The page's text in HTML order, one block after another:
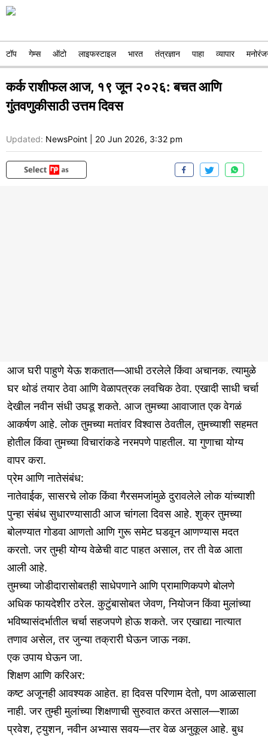
टॉप गेम्स ऑटो लाइफस्टाइल भारत तंत्रज्ञान पाहा व्यापार
कर्क राशीफल आज, १९ जून २०२६: बचत आणि
गुंतवणुकीसाठी उत्तम दिवस
Updated: NewsPoint 20 Jun 2026, 3:32 pm
आज घरी पाहुणे येऊ शकतात—आधी ठरलेले किंवा अचानक. त्यामुळे
घर थोडं तयार ठेवा आणि वेळापत्रक लवचिक ठेवा. एखादी साधी चर्चा
देखील नवीन संधी उघडू शकते. आज तुमच्या आवाजात एक वेगळं
आकर्षण आहे. लोक तुमच्या मतांवर विश्वास ठेवतील, तुमच्याशी सहमत
होतील किंवा तुमच्या विचारांकडे नरमपणे पाहतील. या गुणाचा योग्य
वापर करा.
प्रेम आणि नातेसंबंध:
नातेवाईक, सासरचे लोक किंवा गैरसमजांमुळे दुरावलेले लोक यांच्याशी
पुन्हा संबंध सुधारण्यासाठी आज चांगला दिवस आहे. शुक्र तुमच्या
बोलण्यात गोडवा आणतो आणि गुरू समेट घडवून आणण्यास मदत
करतो. जर तुम्ही योग्य वेळेची वाट पाहत असाल, तर ती वेळ आता
आली आहे.
तुमच्या जोडीदारासोबतही साधेपणाने आणि प्रामाणिकपणे बोलणे
अधिक फायदेशीर ठरेल. कुटुंबासोबत जेवण, नियोजन किंवा मुलांच्या
भविष्यासंदर्भातील चर्चा सहजपणे होऊ शकते. जर एखाद्या नात्यात
तणाव असेल, तर जुन्या तक्रारी घेऊन जाऊ नका.
एक उपाय घेऊन जा.
शिक्षण आणि करिअर:
कष्ट अजूनही आवश्यक आहेत. हा दिवस परिणाम देतो, पण आळसाला
नाही. जर तुम्ही मुलांच्या शिक्षणाची सुरुवात करत असाल—शाळा
प्रवेश, ट्युशन, नवीन अभ्यास सवय—तर वेळ अनुकूल आहे. बुध